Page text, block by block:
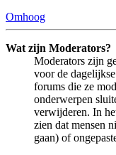
Omhoog
Wat zijn Moderators?
Moderators zijn
voor de
forums die ze
onderwerpen
verwijderen. In
zien dat mensen
gaan) of